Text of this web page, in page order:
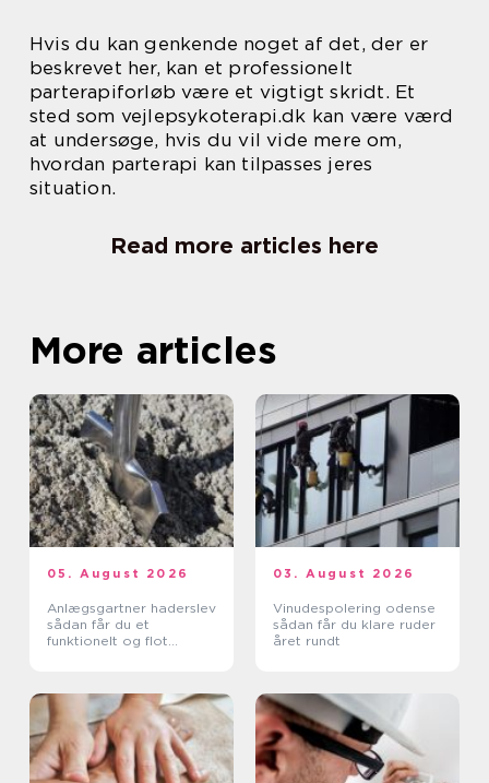
Hvis du kan genkende noget af det, der er
beskrevet her, kan et professionelt
parterapiforløb være et vigtigt skridt. Et
sted som vejlepsykoterapi.dk kan være værd
at undersøge, hvis du vil vide mere om,
hvordan parterapi kan tilpasses jeres
situation.
Read more articles here
More articles
05. August 2026
Anlægsgartner haderslev
sådan får du et
funktionelt og flot
03. August 2026
Vinudespolering odense
sådan får du klare ruder
året rundt